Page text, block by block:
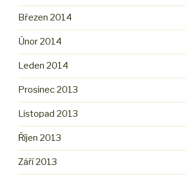
Březen 2014
Únor 2014
Leden 2014
Prosinec 2013
Listopad 2013
Říjen 2013
Září 2013